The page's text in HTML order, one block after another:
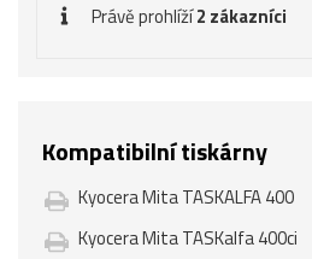
Právě prohlíží2 zákazníci
Kompatibilní tiskárny
Kyocera Mita TASKALFA 400
Kyocera Mita TASKalfa 400ci